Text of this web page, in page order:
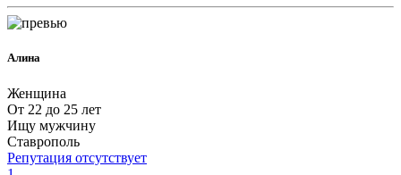
Алина
Женщина
От 22 до 25 лет
Ищу мужчину
Ставрополь
Репутация отсутствует